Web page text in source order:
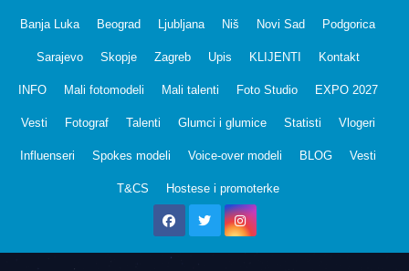
Banja Luka Beograd Ljubljana Niš Novi Sad Podgorica
Sarajevo Skopje Zagreb Upis KLIJENTI Kontakt
INFO Mali fotomodeli Mali talenti Foto Studio EXPO 2027
Vesti Fotograf Talenti Glumci i glumice Statisti Vlogeri
Influenseri Spokes modeli Voice-over modeli BLOG Vesti
T&CS Hostese i promoterke